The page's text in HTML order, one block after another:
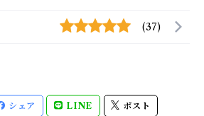
(37)
シェア LINE ポスト